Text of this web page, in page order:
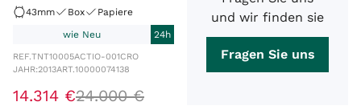
43mm Box
Papiere
wie Neu
24h
REF.TNT10005ACTIO-001CRO
JAHR:2013ART.10000074138
14.314 €24.000 €
und wir finden sie
Fragen Sie uns